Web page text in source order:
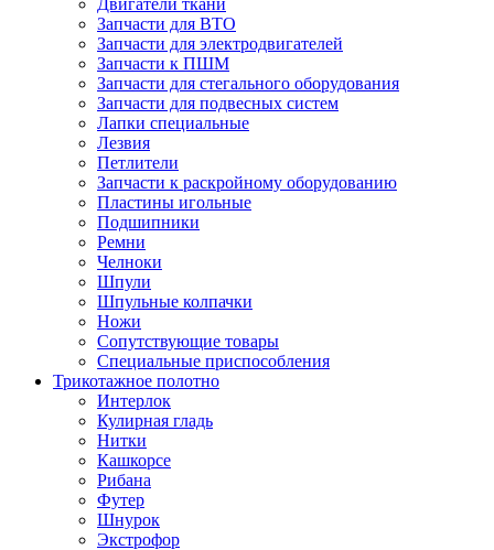
Запчасти для ВТО
Запчасти для электродвигателей
Запчасти к ПШМ
Запчасти для стегального оборудования
Запчасти для подвесных систем
Лапки специальные
Лезвия
Петлители
Запчасти к раскройному оборудованию
Пластины игольные
Подшипники
Ремни
Челноки
Шпули
Шпульные колпачки
Ножи
Сопутствующие товары
Специальные приспособления
Трикотажное полотно
Интерлок
Кулирная гладь
Нитки
Кашкорсе
Рибана
Футер
Шнурок
Экстрофор